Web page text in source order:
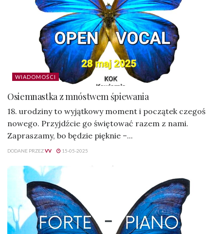
WIADOMOŚCI
Osiemnastka z mnóstwem śpiewania
18. urodziny to wyjątkowy moment i początek czegoś
nowego. Przyjdźcie go świętować razem z nami.
Zapraszamy, bo będzie pięknie –...
DODANE PRZEZVV 15-05-2025